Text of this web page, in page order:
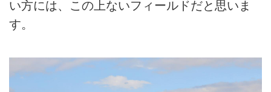
い方には、この上ないフィールドだと思いま
す。